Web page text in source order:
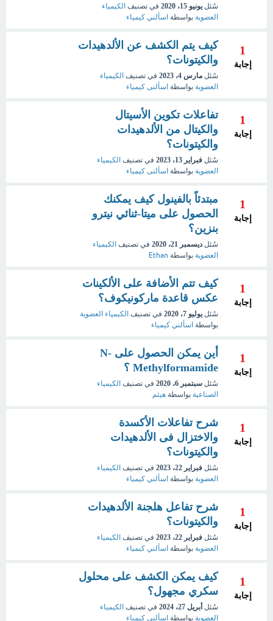
سُئل يونيو 15، 2020 في تصنيف الكيمياء
العضوية بواسطة اسألني كيمياء
1
إجابة
كيف يتم الكشف عن الألدهيدات
والكيتونات؟
سُئل مارس 4، 2023 في تصنيف الكيمياء
العضوية بواسطة اسألنى كيمياء
1
إجابة
تفاعلات تكوين الأسيتال
والكيتال من الألدهيدات
والكيتونات؟
سُئل فبراير 13، 2023 في تصنيف الكيمياء
العضوية بواسطة اسألنى كيمياء
1
إجابة
مبتدئاً بالفينول كيف يمكنك
الحصول على ميتا-ثنائي نيترو
بنزين؟
سُئل ديسمبر 21، 2020 في تصنيف الكيمياء
العضوية بواسطة Ethan
1
إجابة
كيف تتم الأضافة على الألكينات
عكس قاعدة ماركونيكوف؟
سُئل يوليو 7، 2020 في تصنيف الكيمياء العضوية
بواسطة اسألني كيمياء
1
إجابة
أين يمكن الحصول على N-
Methylformamide ؟
سُئل سبتمبر 6، 2020 في تصنيف الكيمياء
الصناعية بواسطة هيثم
1
إجابة
شرح تفاعلات الأكسدة
والاختزال فى الألدهيدات
والكيتونات؟
سُئل فبراير 22، 2023 في تصنيف الكيمياء
العضوية بواسطة اسألني كيمياء
1
إجابة
شرح تفاعل هلجنة الألدهيدات
والكيتونات؟
سُئل فبراير 22، 2023 في تصنيف الكيمياء
العضوية بواسطة اسألني كيمياء
1
إجابة
كيف يمكن الكشف على محلول
سكري مجهول؟
سُئل أبريل 27، 2024 في تصنيف الكيمياء
العضوية بواسطة اسألني كيمياء